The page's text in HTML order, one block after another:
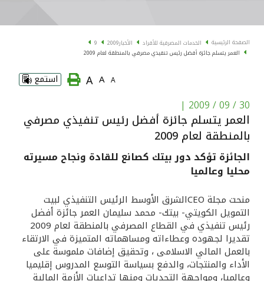
البطاقات
"برامج العملاء"
الاستثمار
القنوات المصرفية
أدوات وخدمات
خدمات ما بعد البيع
الصفحة الرئيسية الخدمات المصرفية للأفراد الأخبار2009
9
العمر يتسلم جائزة أفضل رئيس تنفيذي مصرفي بالمنطقة لعام 2009
A
A
A استمع
30 / 09 / 2009
|
العمر يتسلم جائزة أفضل رئيس تنفيذي مصرفي
بالمنطقة لعام 2009
الجائزة تؤكد دور بيتك كصانع للقادة ونجاح مسيرته
محليا وعالميا
منحت مجلة CEOالشرق الأوسط الرئيس التنفيذي لبيت
التمويل الكويتي- بيتك- محمد سليمان العمر جائزة أفضل
رئيس تنفيذي في القطاع المصرفي بالمنطقة لعام 2009
تقديرا لجهوده وعطاءاته ومساهماته المتميزة في الارتقاء
بالعمل المالي الاسلامى ، وتحقيق إضافات ملموسة على
الأداء والمنتجات، والدفع بسياسة التوسع المدروس إقليميا
وعالميا، ومواجهة التحديات ومنها تداعيات الأزمة المالية